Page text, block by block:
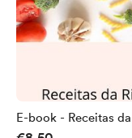
E-book - Receitas